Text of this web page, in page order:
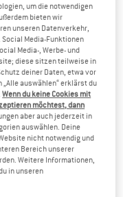
um die notwendigen
bieten wir
unseren Datenverkehr,
Media-Funktionen
Media-, Werbe- und
diese sitzen teilweise in
deiner Daten, etwa vor
auswählen“ erklärst du
Wenn du keine Cookies mit
möchtest, dann
aber auch jederzeit in
auswählen. Deine
nicht notwendig und
Bereich unserer
Weitere Informationen,
in unseren